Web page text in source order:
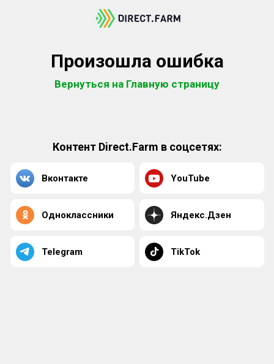
Произошла ошибка
Вернуться на Главную страницу
Контент Direct.Farm в соцсетях:
Вконтакте YouTube
Одноклассники Яндекс.Дзен
Telegram TikTok